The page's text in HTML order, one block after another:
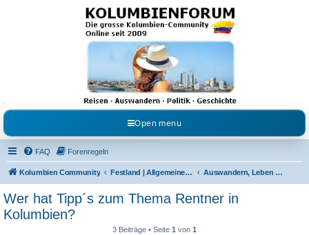
Kolumbienforum - Das
grosse Forum der
Freunde Kolumbiens
Reisen, Auswandern, Kultur, Politik, Geschichte und Visum in Kolumbien und Venezuela.
Austausch, Erfahrungen und Gemeinschaft im Kolumbienforum
Open menu
FAQ Forenregeln
Kolumbien Community Festland | Allgemeine Fragen Auswandern, Leben & Arbeiten in Kolumbien
Wer hat Tipp´s zum Thema Rentner in
Kolumbien?
3 Beiträge • Seite 1 von 1